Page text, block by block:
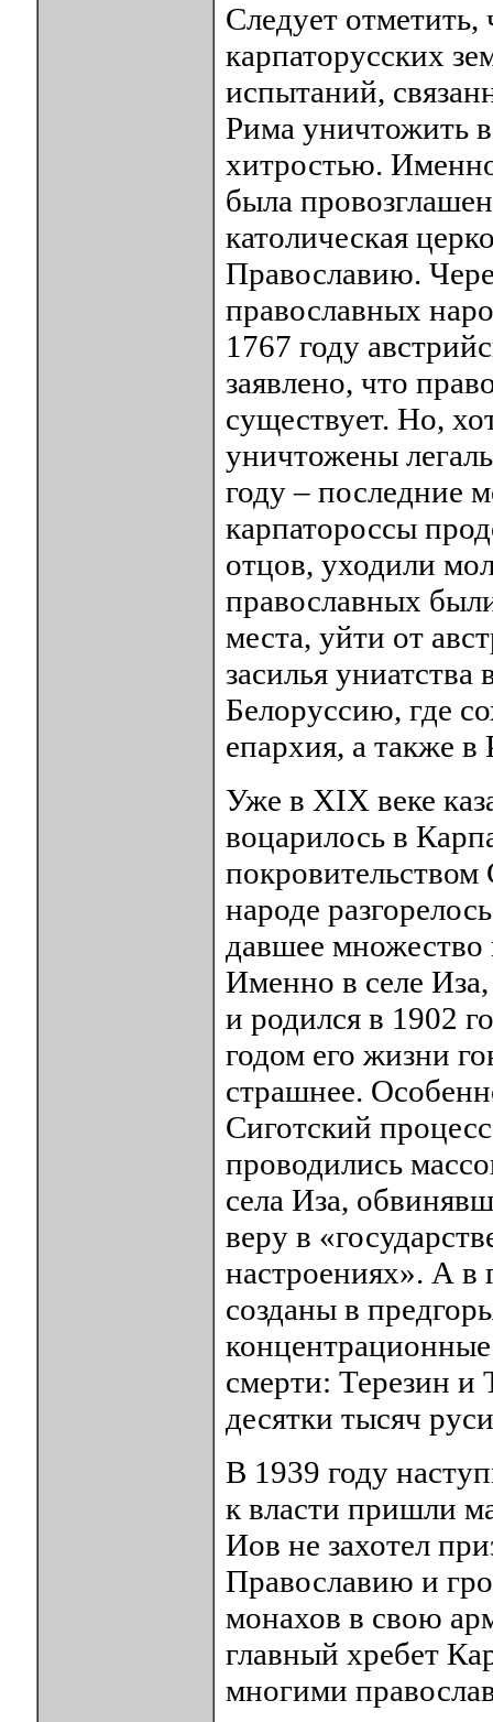
Следует
карпаторусских
испытаний,
Рима уничтожить
хитростью.
была
католическая
Православию.
православных
1767 году
заявлено, что
существует. Но,
уничтожены
году – последние
карпатороссы
отцов, уходили
православных
места, уйти от
засилья
Белоруссию, где
епархия, а также
Уже в ХIХ веке
воцарилось в
покровительством
народе
давшее
Именно в селе
и родился в 1902
годом его жизни
страшнее.
Сиготский
проводились
села Иза,
веру в
настроениях». А
созданы в
смерти: Терезин
десятки тысяч
В 1939 году
к власти пришли
Иов не захотел
Православию и
монахов в свою
главный хребет
многими